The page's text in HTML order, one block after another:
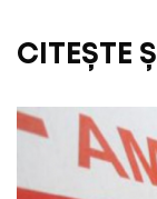
CITEȘTE ȘI